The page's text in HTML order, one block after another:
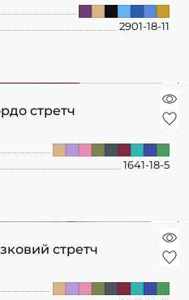
2901-18-11
стретч
1641-18-5
стретч